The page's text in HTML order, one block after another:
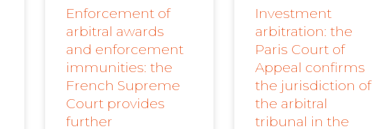
Enforcement of
arbitral awards
and enforcement
immunities: the
French Supreme
Court provides
further
Investment
arbitration: the
Paris Court of
Appeal confirms
the jurisdiction of
the arbitral
tribunal in the